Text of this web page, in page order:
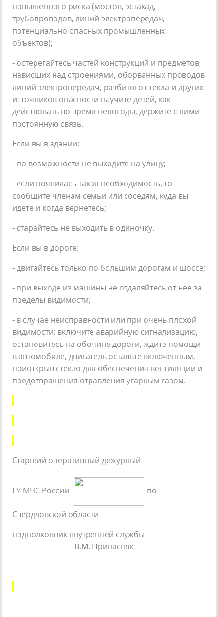
повышенного риска (мостов, эстакад,
трубопроводов, линий электропередач,
потенциально опасных промышленных
объектов);
- остерегайтесь частей конструкций и предметов,
нависших над строениями, оборванных проводов
линий электропередач, разбитого стекла и других
источников опасности научите детей, как
действовать во время непогоды, держите с ними
постоянную связь.
Если вы в здании:
- по возможности не выходите на улицу;
- если появилась такая необходимость, то
сообщите членам семьи или соседям, куда вы
идете и когда вернетесь;
- старайтесь не выходить в одиночку.
Если вы в дороге:
- двигайтесь только по большим дорогам и шоссе;
- при выходе из машины не отдаляйтесь от нее за
пределы видимости;
- в случае неисправности или при очень плохой
видимости: включите аварийную сигнализацию,
остановитесь на обочине дороги, ждите помощи
в автомобиле, двигатель оставьте включенным,
приоткрыв стекло для обеспечения вентиляции и
предотвращения отравления угарным газом.
Старший оперативный дежурный
ГУ МЧС России по
Свердловской области
подполковник внутренней службы
В.М. Припасняк